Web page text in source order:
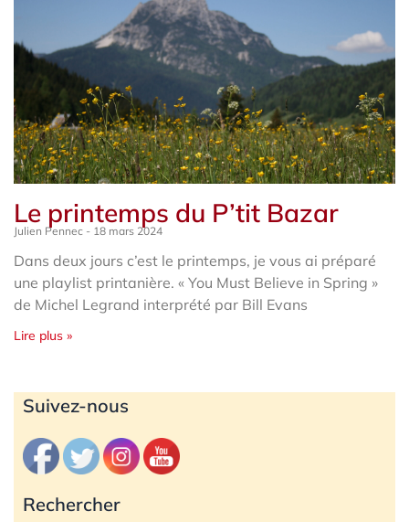
Le printemps du P’tit Bazar
Julien Pennec 18 mars 2024
Dans deux jours c’est le printemps, je vous ai préparé
une playlist printanière. « You Must Believe in Spring »
de Michel Legrand interprété par Bill Evans
Lire plus »
Suivez-nous
Rechercher
Archives